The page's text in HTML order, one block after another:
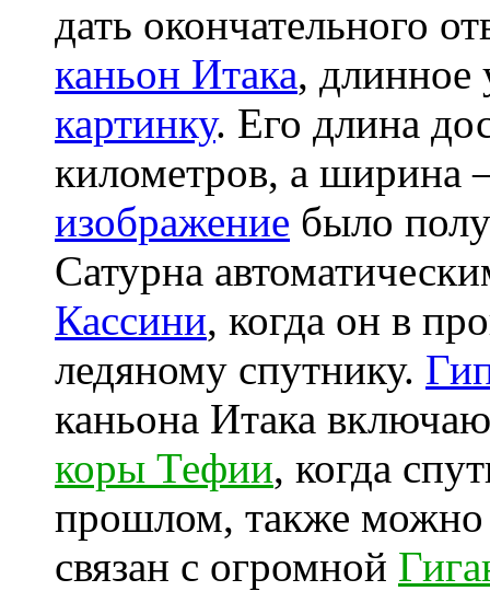
дать окончательного
каньон Итака, длинное
картинку. Его длина
километров, а
изображение было
Сатурна
Кассини, когда он в
ледяному спутнику.
каньона Итака
коры Тефии, когда
прошлом, также можно
связан с огромной